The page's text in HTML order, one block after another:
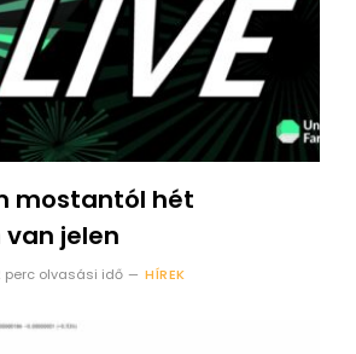
mostantól hét
jelen
perc olvasási idő HÍREK